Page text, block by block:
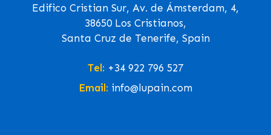
Edifico Cristian Sur, Av. de Ámsterdam, 4,
38650 Los Cristianos,
Santa Cruz de Tenerife, Spain
Tel: +34 922 796 527
Email: info@lupain.com